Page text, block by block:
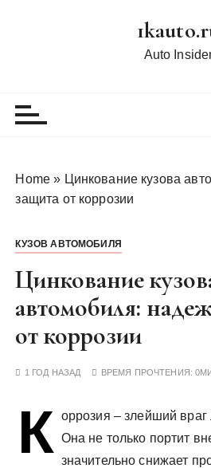
Auto
Home » Цинкование кузова
защита от коррозии
КУЗОВ АВТОМОБИЛЯ
Цинкование
автомобиля:
от коррозии
1 ГОД НАЗАД ВРЕМЯ ПРОЧТЕНИЯ:
К оррозия – злейший
Она не только портит
значительно снижает